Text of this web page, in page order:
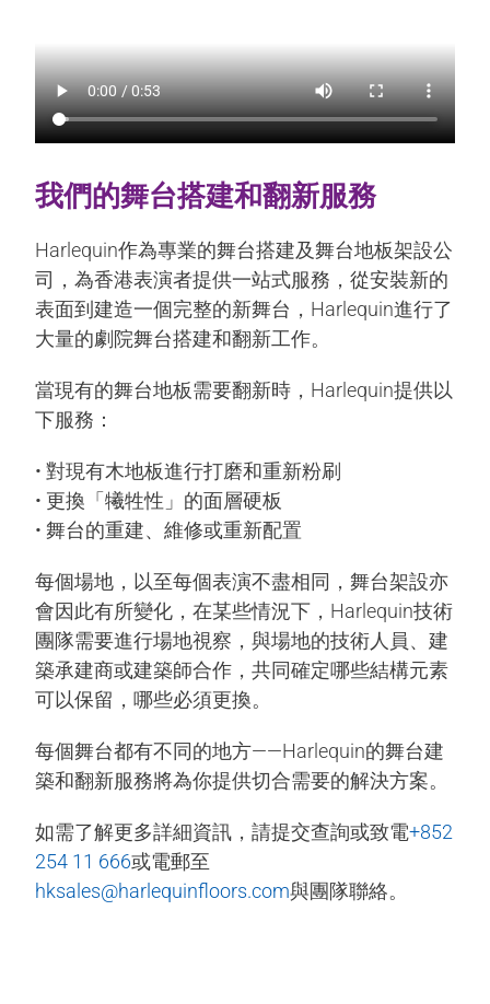
我們的舞台搭建和翻新服務
Harlequin作為專業的舞台搭建及舞台地板架設公
司，為香港表演者提供一站式服務，從安裝新的
表面到建造一個完整的新舞台，Harlequin進行了
大量的劇院舞台搭建和翻新工作。
當現有的舞台地板需要翻新時，Harlequin提供以
下服務：
• 對現有木地板進行打磨和重新粉刷
• 更換「犧牲性」的面層硬板
• 舞台的重建、維修或重新配置
每個場地，以至每個表演不盡相同，舞台架設亦
會因此有所變化，在某些情況下，Harlequin技術
團隊需要進行場地視察，與場地的技術人員、建
築承建商或建築師合作，共同確定哪些結構元素
可以保留，哪些必須更換。
每個舞台都有不同的地方——Harlequin的舞台建
築和翻新服務將為你提供切合需要的解決方案。
如需了解更多詳細資訊，請提交查詢或致電+852
254 11 666或電郵至
hksales@harlequinfloors.com與團隊聯絡。